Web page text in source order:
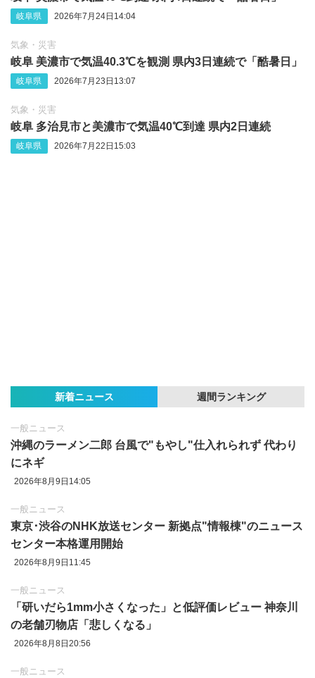
岐阜県 2026年7月24日14:04
気象・災害
岐阜 美濃市で気温40.3℃を観測 県内3日連続で「酷暑日」
岐阜県 2026年7月23日13:07
気象・災害
岐阜 多治見市と美濃市で気温40℃到達 県内2日連続
岐阜県 2026年7月22日15:03
新着ニュース 週間ランキング
一般ニュース
沖縄のラーメン二郎 台風で"もやし"仕入れられず 代わり
にネギ
2026年8月9日14:05
一般ニュース
東京‪･‬渋谷のNHK放送センター 新拠点"情報棟"のニュース
センター本格運用開始
2026年8月9日11:45
一般ニュース
「研いだら1mm小さくなった」と低評価レビュー 神奈川
の老舗刃物店「悲しくなる」
2026年8月8日20:56
一般ニュース